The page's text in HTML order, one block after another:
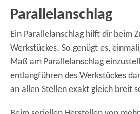
Parallelanschlag
Ein Parallelanschlag hilft dir beim
Werkstückes. So genügt es,
Maß am Parallelanschlag
entlangführen des Werkstückes
an allen Stellen exakt gleich breit